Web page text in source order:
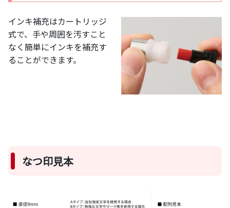
インキ補充はカートリッジ
式で、手や周囲を汚すこと
なく簡単にインキを補充す
ることができます。
なつ印見本